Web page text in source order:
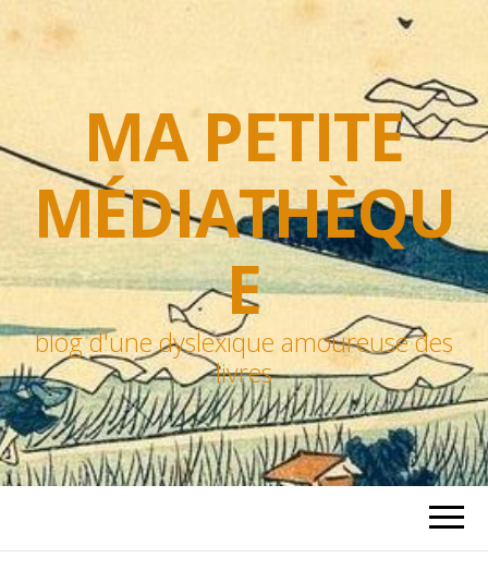
MA PETITE
MÉDIATHÈQU
E
blog d'une dyslexique amoureuse des
livres